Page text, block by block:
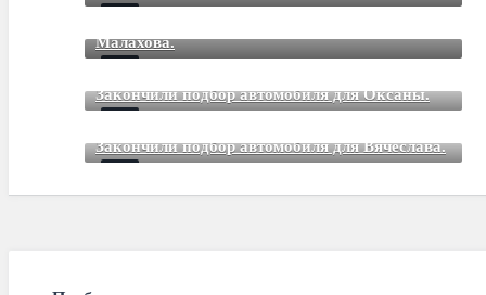
Малахова.
Закончили подбор автомобиля для Оксаны.
Закончили подбор автомобиля для Вячеслава.